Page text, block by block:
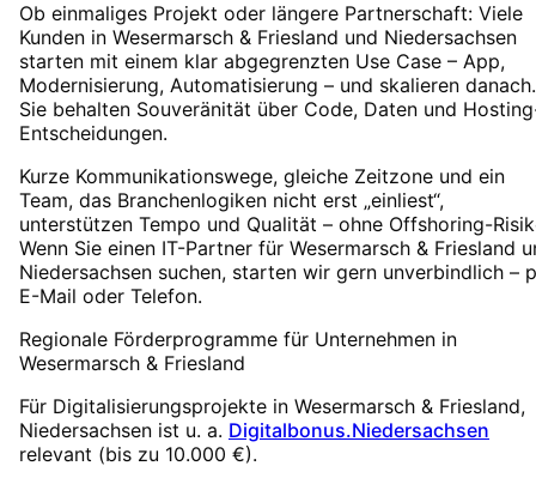
Ob einmaliges Projekt oder längere Partnerschaft: Viele
Kunden in Wesermarsch & Friesland und Niedersachsen
starten mit einem klar abgegrenzten Use Case – App,
Modernisierung, Automatisierung – und skalieren danach.
Sie behalten Souveränität über Code, Daten und
Entscheidungen.
Kurze Kommunikationswege, gleiche Zeitzone und ein
Team, das Branchenlogiken nicht erst „einliest“,
unterstützen Tempo und Qualität – ohne Offshoring-
Wenn Sie einen IT-Partner für Wesermarsch & Friesland
Niedersachsen suchen, starten wir gern unverbindlich –
E-Mail oder Telefon.
Regionale Förderprogramme für Unternehmen in
Wesermarsch & Friesland
Für Digitalisierungsprojekte in Wesermarsch & Friesland,
Niedersachsen ist u. a. Digitalbonus.Niedersachsen
relevant (bis zu 10.000 €).